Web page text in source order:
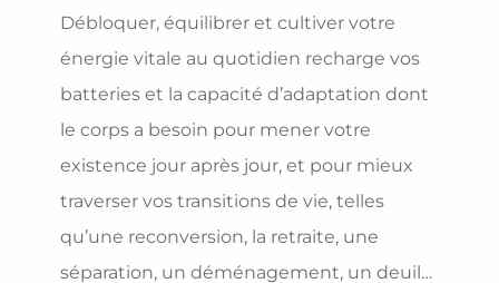
Débloquer, équilibrer et cultiver votre
énergie vitale au quotidien recharge vos
batteries et la capacité d’adaptation dont
le corps a besoin pour mener votre
existence jour après jour, et pour mieux
traverser vos transitions de vie, telles
qu’une reconversion, la retraite, une
séparation, un déménagement, un deuil…